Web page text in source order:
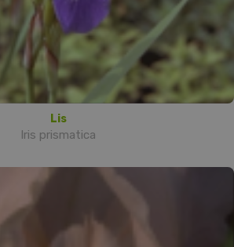
Lis
Iris prismatica